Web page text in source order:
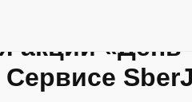
акции «День